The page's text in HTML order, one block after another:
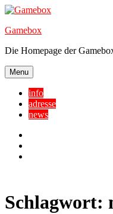
Skip
content
Gamebox
Die Homepage der
Menu
info
adresse
news
Schlagwort: